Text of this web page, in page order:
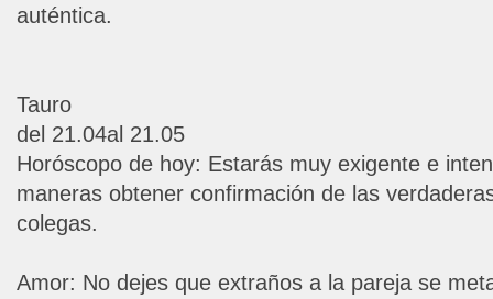
auténtica.
Tauro
del 21.04al 21.05
Horóscopo de hoy: Estarás muy exigente e
maneras obtener confirmación de las
colegas.
Amor: No dejes que extraños a la pareja se